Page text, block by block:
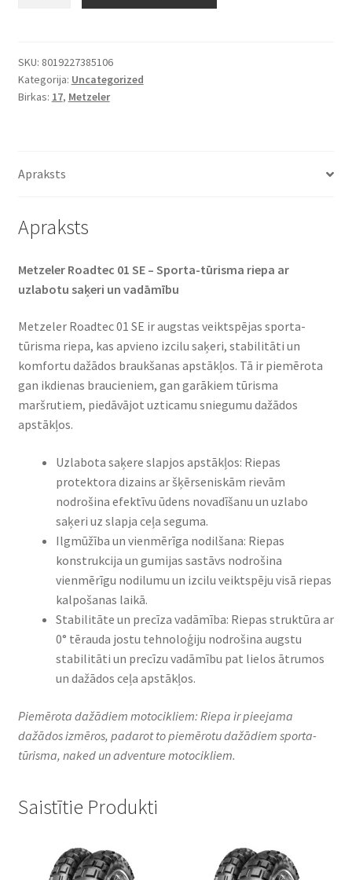
180/55
ZR
17
daudzums
SKU: 8019227385106
Kategorija: Uncategorized
Birkas: 17, Metzeler
Apraksts
Apraksts
Metzeler Roadtec 01 SE – Sporta-tūrisma riepa ar
uzlabotu saķeri un vadāmību
Metzeler Roadtec 01 SE ir augstas veiktspējas sporta-
tūrisma riepa, kas apvieno izcilu saķeri, stabilitāti un
komfortu dažādos braukšanas apstākļos. Tā ir piemērota
gan ikdienas braucieniem, gan garākiem tūrisma
maršrutiem, piedāvājot uzticamu sniegumu dažādos
apstākļos.
Uzlabota saķere slapjos apstākļos: Riepas
protektora dizains ar šķērseniskām rievām
nodrošina efektīvu ūdens novadīšanu un uzlabo
saķeri uz slapja ceļa seguma.
Ilgmūžība un vienmērīga nodilšana: Riepas
konstrukcija un gumijas sastāvs nodrošina
vienmērīgu nodilumu un izcilu veiktspēju visā riepas
kalpošanas laikā.
Stabilitāte un precīza vadāmība: Riepas struktūra ar
0° tērauda jostu tehnoloģiju nodrošina augstu
stabilitāti un precīzu vadāmību pat lielos ātrumos
un dažādos ceļa apstākļos.
Piemērota dažādiem motocikliem: Riepa ir pieejama
dažādos izmēros, padarot to piemērotu dažādiem sporta-
tūrisma, naked un adventure motocikliem.
Saistītie Produkti